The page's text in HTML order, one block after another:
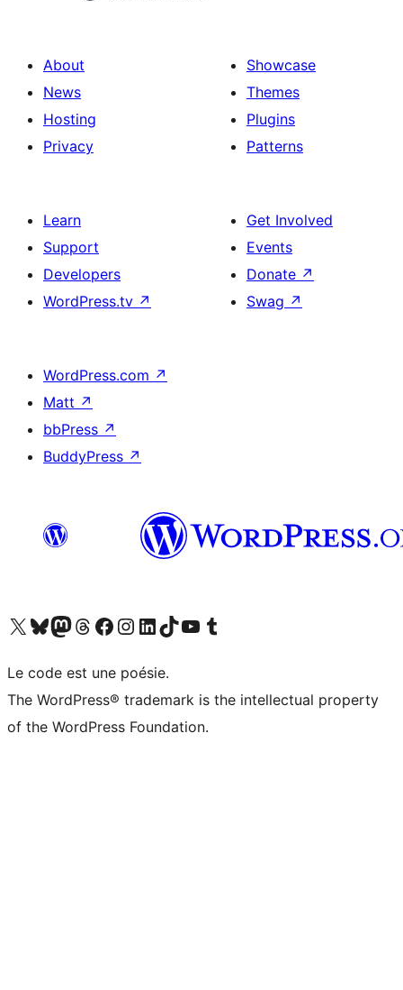
About
News
Hosting
Privacy
Showcase
Themes
Plugins
Patterns
Learn
Support
Developers
WordPress.tv ↗
Get Involved
Events
Donate ↗
Swag ↗
WordPress.com ↗
Matt ↗
bbPress ↗
BuddyPress ↗
Visit our X (formerly Twitter) account
Visitez notre compte Bluesky
Visit our Mastodon account
Visitez notre compte Threads
Visit our Facebook page
Visit our Instagram account
Visit our LinkedIn account
Visitez notre compte TikTok
Visit our YouTube channel
Visitez notre compte Tumblr
Le code est une poésie.
The WordPress® trademark is the intellectual property
of the WordPress Foundation.